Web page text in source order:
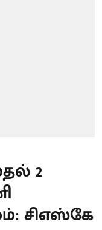
2
சிஎஸ்கே